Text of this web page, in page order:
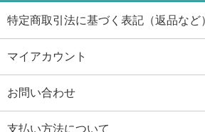
特定商取引法に基づく表記（返品など
マイアカウント
お問い合わせ
支払い方法について